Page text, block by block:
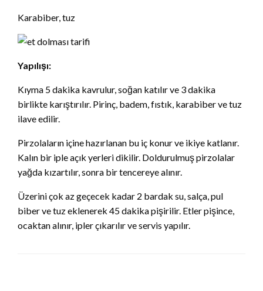
Karabiber, tuz
Yapılışı:
Kıyma 5 dakika kavrulur, soğan katılır ve 3 dakika
birlikte karıştırılır. Pirinç, badem, fıstık, karabiber ve tuz
ilave edilir.
Pirzolaların içine hazırlanan bu iç konur ve ikiye katlanır.
Kalın bir iple açık yerleri dikilir. Doldurulmuş pirzolalar
yağda kızartılır, sonra bir tencereye alınır.
Üzerini çok az geçecek kadar 2 bardak su, salça, pul
biber ve tuz eklenerek 45 dakika pişirilir. Etler pişince,
ocaktan alınır, ipler çıkarılır ve servis yapılır.